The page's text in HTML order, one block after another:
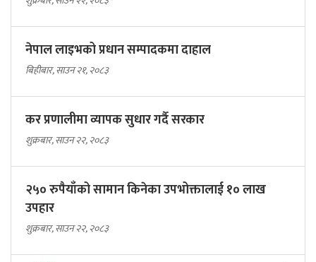
नेपाल लाइभको प्रधान सम्पादकमा दाहाल
बिहीबार, साउन २१, २०८३
कर प्रणालीमा व्यापक सुधार गर्दै सरकार
शुक्रबार, साउन २२, २०८३
२५० रुपैयाँको सामान किनेका उपभोक्तालाई १० लाख
उपहार
शुक्रबार, साउन २२, २०८३